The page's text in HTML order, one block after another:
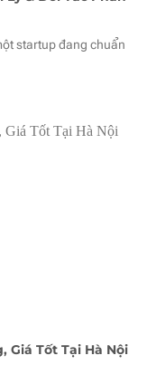
startup đang chuẩn
Giá Tốt Tại Hà Nội